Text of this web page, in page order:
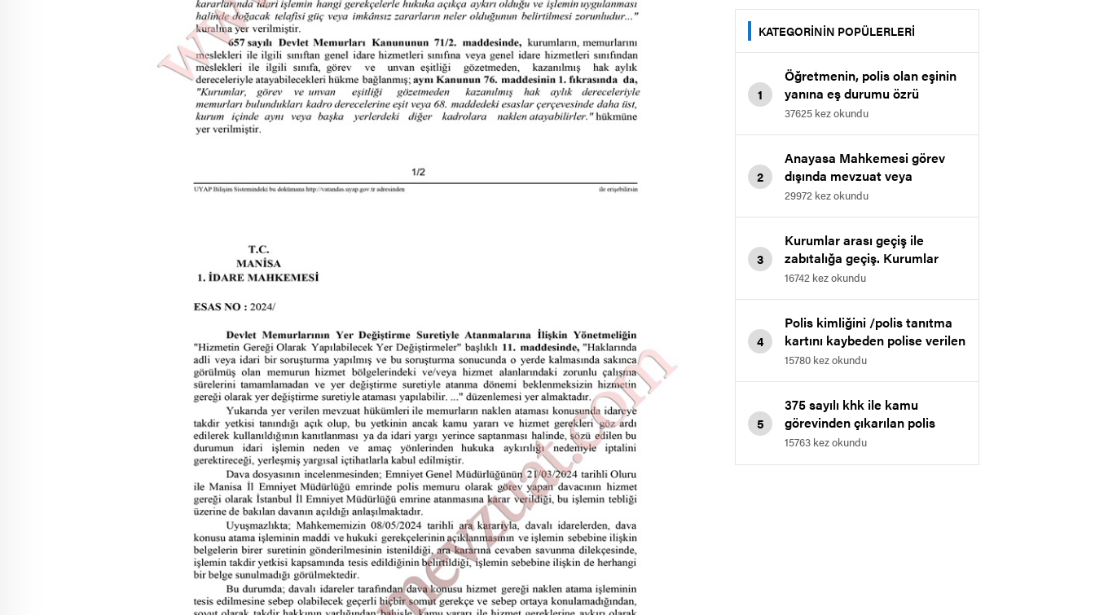
KATEGORİNİN POPÜLERLERİ
1
Öğretmenin, polis olan eşinin
yanına eş durumu özrü
nedeniyle il içi atamasına dair
37625 kez okundu
2
Anayasa Mahkemesi görev
dışında mevzuat veya
talimatlarla yasaklanan
29972 kez okundu
3
Kurumlar arası geçiş ile
zabıtalığa geçiş. Kurumlar
arası geçişte muvafakat
16742 kez okundu
4
Polis kimliğini /polis tanıtma
kartını kaybeden polise verilen
cezanın iptali
15780 kez okundu
5
375 sayılı khk ile kamu
görevinden çıkarılan polis
memurunun bölge idare
15763 kez okundu